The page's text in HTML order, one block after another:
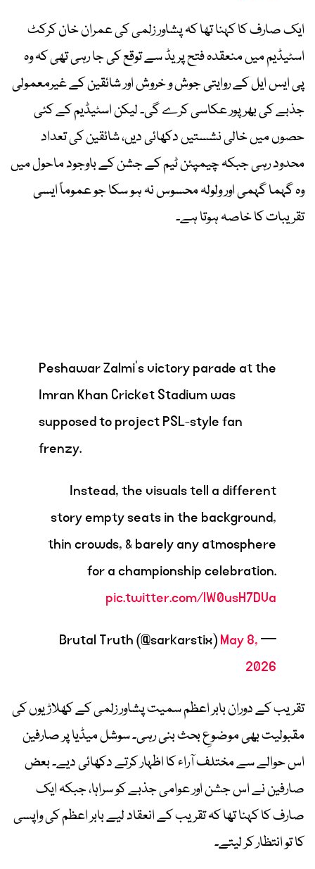
ایک صارف کا کہنا تھا کہ پشاور زلمی کی عمران خان کرکٹ
اسٹیڈیم میں منعقدہ فتح پریڈ سے توقع کی جا رہی تھی کہ وہ
پی ایس ایل کے روایتی جوش و خروش اور شائقین کے غیرمعمولی
جذبے کی بھرپور عکاسی کرے گی۔ لیکن اسٹیڈیم کے کئی
حصوں میں خالی نشستیں دکھائی دیں، شائقین کی تعداد
محدود رہی جبکہ چیمپئن ٹیم کے جشن کے باوجود ماحول میں
وہ گہما گہمی اور ولولہ محسوس نہ ہو سکا جو عموماً ایسی
تقریبات کا خاصہ ہوتا ہے۔
Peshawar Zalmi’s victory parade at the
Imran Khan Cricket Stadium was
supposed to project PSL-style fan
frenzy.
Instead, the visuals tell a different
story empty seats in the background,
thin crowds, & barely any atmosphere
for a championship celebration.
pic.twitter.com/lW0usH7DVa
— Brutal Truth (@sarkarstix)
May 8,
2026
تقریب کے دوران بابر اعظم سمیت پشاور زلمی کے کھلاڑیوں کی
مقبولیت بھی موضوعِ بحث بنی رہی۔ سوشل میڈیا پر صارفین
اس حوالے سے مختلف آراء کا اظہار کرتے دکھائی دیے۔ بعض
صارفین نے اس جشن اور عوامی جذبے کو سراہا، جبکہ ایک
صارف کا کہنا تھا کہ تقریب کے انعقاد لیے بابر اعظم کی واپسی
کا تو انتظار کر لیتے۔